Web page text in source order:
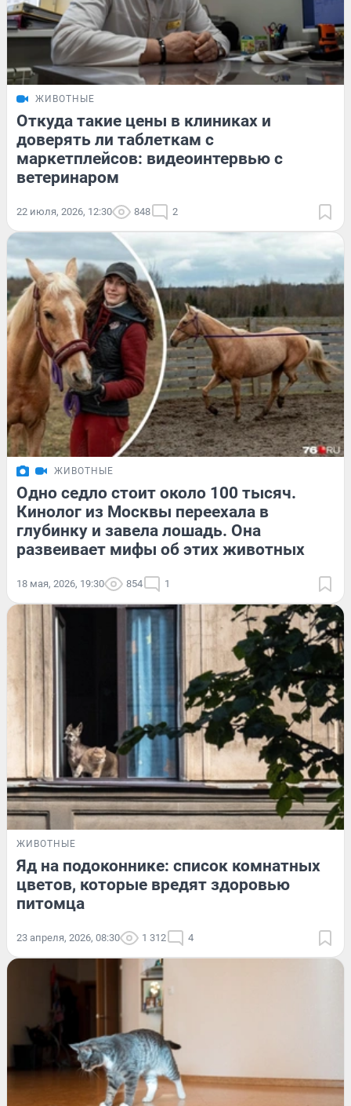
ЖИВОТНЫЕ
Откуда такие цены в клиниках и
доверять ли таблеткам с
маркетплейсов: видеоинтервью с
ветеринаром
22 июля, 2026, 12:30 848 2
ЖИВОТНЫЕ
Одно седло стоит около 100 тысяч.
Кинолог из Москвы переехала в
глубинку и завела лошадь. Она
развеивает мифы об этих животных
18 мая, 2026, 19:30 854 1
ЖИВОТНЫЕ
Яд на подоконнике: список комнатных
цветов, которые вредят здоровью
питомца
23 апреля, 2026, 08:30 1 312 4